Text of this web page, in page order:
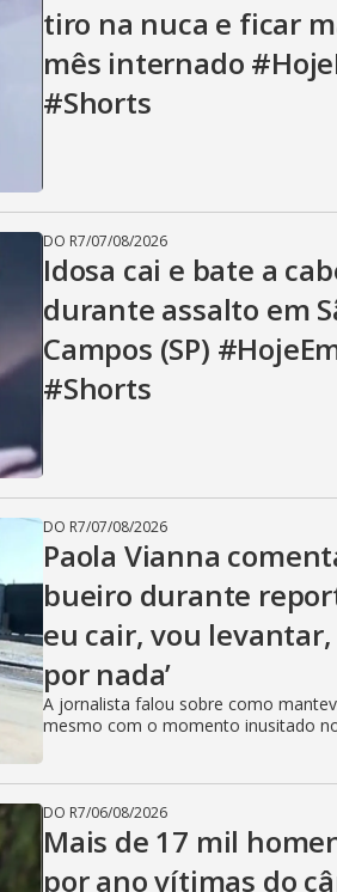
tiro na nuca e ficar
mês internado
#Shorts
DO R7/07/08/2026
Idosa cai e bate a
durante assalto em
Campos (SP)
#Shorts
DO R7/07/08/2026
Paola Vianna
bueiro durante
eu cair, vou
por nada’
A jornalista falou sobre como
mesmo com o momento inusitado
DO R7/06/08/2026
Mais de 17 mil
por ano vítimas do